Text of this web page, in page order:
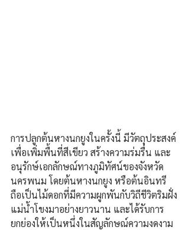
การปลูกต้นหางนกยูงในครั้งนี้ มีวัตถุประสงค์
เพื่อเพิ่มพื้นที่สีเขียว สร้างความร่มรื่น และ
อนุรักษ์เอกลักษณ์ทางภูมิทัศน์ของจังหวัด
นครพนม โดยต้นหางนกยูง หรือต้นอินทรี
ถือเป็นไม้ดอกที่มีความผูกพันกับวิถีชีวิตริมฝั่ง
แม่น้ำโขงมาอย่างยาวนาน และได้รับการ
ยกย่องให้เป็นหนึ่งในสัญลักษณ์ความงดงาม